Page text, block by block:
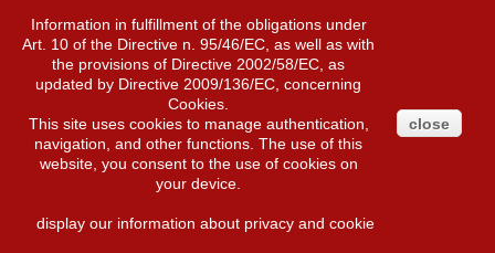
Ecommerce software by Proton
Byvino s.n.c.
Information in fulfillment of the obligations under
Art. 10 of the Directive n. 95/46/EC, as well as with
the provisions of Directive 2002/58/EC, as
updated by Directive 2009/136/EC, concerning
Cookies.
This site uses cookies to manage authentication,
navigation, and other functions. The use of this
website, you consent to the use of cookies on
your device.
display our information about privacy and cookie
close
My account